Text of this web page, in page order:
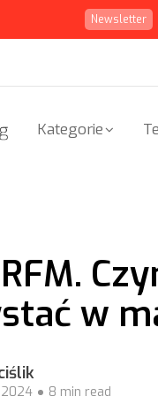
Newsletter
Kategorie
w
8 min read